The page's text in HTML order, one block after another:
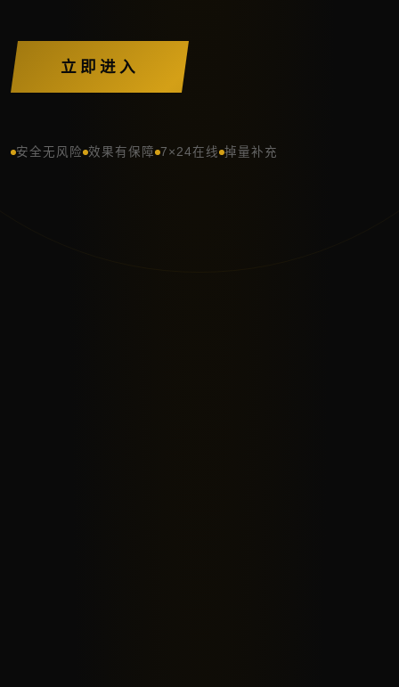
立即进入
安全无风险 效果有保障 7×24在线 掉量补充